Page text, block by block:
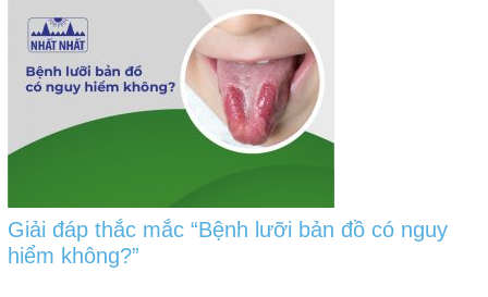
Giải đáp thắc mắc “Bệnh lưỡi bản đồ có nguy
hiểm không?”